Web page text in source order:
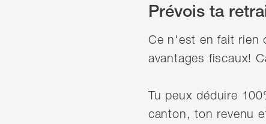
Prévois ta
Ce n'est en fait rien
avantages fiscaux!
Tu peux déduire
canton, ton revenu